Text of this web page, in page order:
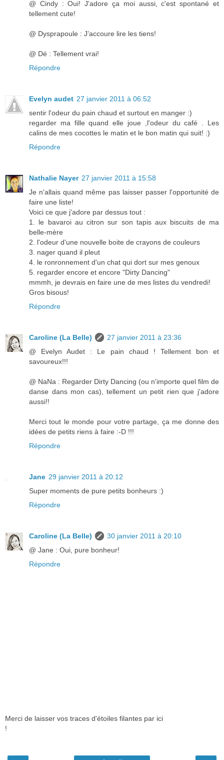
@ Cindy : Oui! J'adore ça moi aussi, c'est spontané et
tellement cute!
@ Dysprapoule : J’accoure lire les tiens!
@ Dé : Tellement vrai!
Répondre
Evelyn audet 27 janvier 2011 à 06:52
sentir l'odeur du pain chaud et surtout en manger :)
regarder ma fille quand elle joue ,l'odeur du café . Les
calins de mes cocottes le matin et le bon matin qui suit! :)
Répondre
Nathalie Nayer 27 janvier 2011 à 15:58
Je n'allais quand même pas laisser passer l'opportunité de
faire une liste!
Voici ce que j'adore par dessus tout :
1. le bavaroi au citron sur son tapis aux biscuits de ma
belle-mère
2. l'odeur d'une nouvelle boite de crayons de couleurs
3. nager quand il pleut
4. le ronronnement d'un chat qui dort sur mes genoux
5. regarder encore et encore "Dirty Dancing"
mmmh, je devrais en faire une de mes listes du vendredi!
Gros bisous!
Répondre
Caroline (La Belle)
27 janvier 2011 à 23:36
@ Evelyn Audet : Le pain chaud ! Tellement bon et
savoureux!!!
@ NaNa : Regarder Dirty Dancing (ou n'importe quel film de
danse dans mon cas), tellement un petit rien que j'adore
aussi!!
Merci tout le monde pour votre partage, ça me donne des
idées de petits riens à faire :-D !!!
Répondre
Jane 29 janvier 2011 à 20:12
Super moments de pure petits bonheurs :)
Répondre
Caroline (La Belle)
30 janvier 2011 à 20:10
@ Jane : Oui, pure bonheur!
Répondre
Merci de laisser vos traces d'étoiles filantes par ici
!